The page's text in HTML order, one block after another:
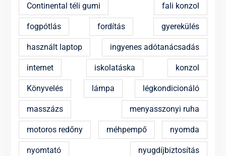
Continental téli gumi fali konzol
fogpótlás fordítás gyerekülés
használt laptop ingyenes adótanácsadás
internet iskolatáska konzol
Könyvelés lámpa légkondicionáló
masszázs menyasszonyi ruha
motoros redőny méhpempő nyomda
nyomtató nyugdíjbiztosítás